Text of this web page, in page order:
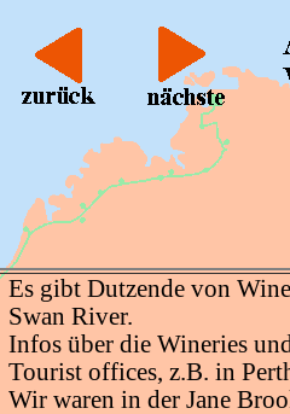
Es gibt Dutzende von
Swan River.
Infos über die Wineries
Tourist offices, z.B. in
Wir waren in der Jane